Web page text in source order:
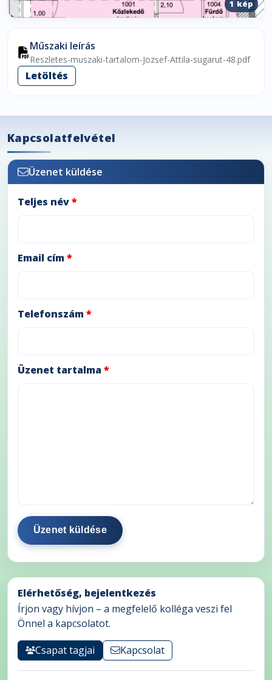
1 kép
Műszaki leírás
Reszletes-muszaki-tartalom-Jozsef-Attila-sugarut-48.pdf
Letöltés
Kapcsolatfelvétel
Üzenet küldése
Teljes név*
Email cím*
Telefonszám*
Üzenet tartalma*
Elérhetőség, bejelentkezés
Írjon vagy hívjon – a megfelelő kolléga veszi fel
Önnel a kapcsolatot.
Csapat tagjai
Kapcsolat